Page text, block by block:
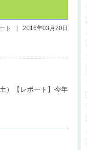
ト 2016年03月20日
）【レポート】今年